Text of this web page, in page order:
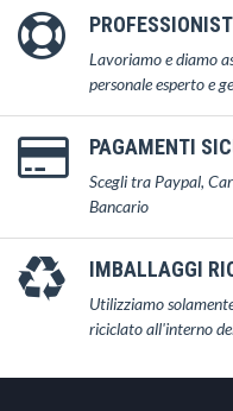
Lavoriamo e diamo
personale esperto e
PAGAMENTI
Scegli tra Paypal,
Bancario
IMBALLAGGI
Utilizziamo
riciclato all'interno